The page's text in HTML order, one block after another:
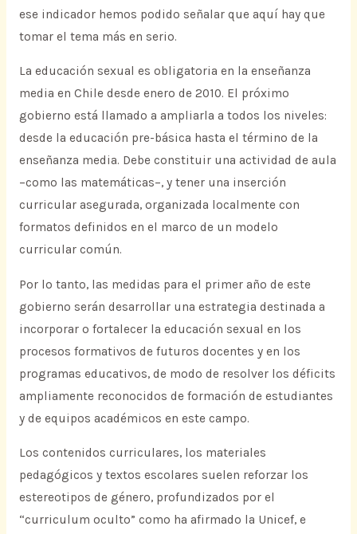
ese indicador hemos podido señalar que aquí hay que
tomar el tema más en serio.
La educación sexual es obligatoria en la enseñanza
media en Chile desde enero de 2010. El próximo
gobierno está llamado a ampliarla a todos los niveles:
desde la educación pre-básica hasta el término de la
enseñanza media. Debe constituir una actividad de aula
–como las matemáticas–, y tener una inserción
curricular asegurada, organizada localmente con
formatos definidos en el marco de un modelo
curricular común.
Por lo tanto, las medidas para el primer año de este
gobierno serán desarrollar una estrategia destinada a
incorporar o fortalecer la educación sexual en los
procesos formativos de futuros docentes y en los
programas educativos, de modo de resolver los déficits
ampliamente reconocidos de formación de estudiantes
y de equipos académicos en este campo.
Los contenidos curriculares, los materiales
pedagógicos y textos escolares suelen reforzar los
estereotipos de género, profundizados por el
“curriculum oculto” como ha afirmado la Unicef, e